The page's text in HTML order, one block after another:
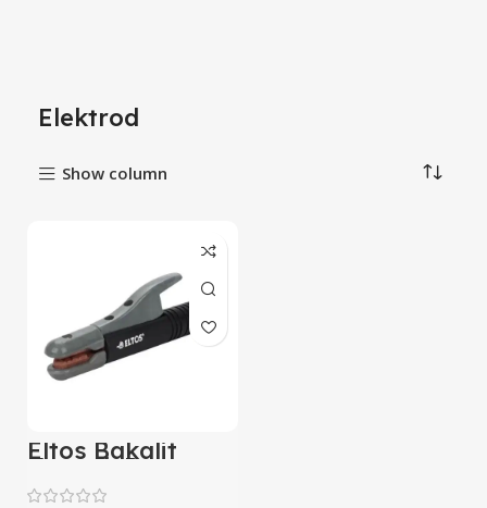
Elektrod
Show column
Eltos Bakalit
Kaynak Pense
400 A BKP400